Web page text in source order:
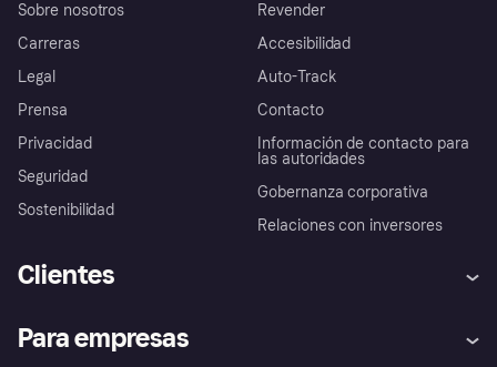
Sobre nosotros
Carreras
Legal
Prensa
Privacidad
Seguridad
Sostenibilidad
Revender
Accesibilidad
Auto-Track
Contacto
Información de contacto para
las autoridades
Gobernanza corporativa
Relaciones con inversores
Clientes
Inicio de sesión
Para empresas